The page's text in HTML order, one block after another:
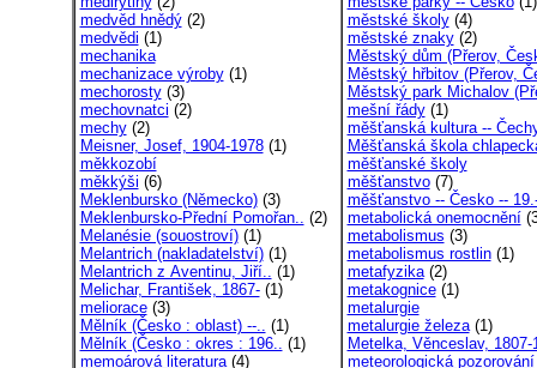
medvěd hnědý(2)
medvědi (1)
mechanika
mechanizace výroby(1)
mechorosty(3)
mechovnatci (2)
mechy(2)
Meisner, Josef, 1904-1978(1)
měkkozobí
měkkýši (6)
Meklenbursko (Německo)(3)
Meklenbursko-Přední Pomořan.. (2)
Melanésie (souostroví)(1)
Melantrich (nakladatelství)(1)
Melantrich z Aventinu, Jiří.. (1)
Melichar, František, 1867-(1)
meliorace(3)
Mělník (Česko : oblast) --.. (1)
Mělník (Česko : okres : 196.. (1)
memoárová literatura(4)
městské školy(4)
městské znaky(2)
Městský dům (Přerov,
Městský hřbitov (Přerov,
Městský park Michalov
mešní řády(1)
měšťanská kultura --
Měšťanská škola
měšťanské školy
měšťanstvo(7)
měšťanstvo -- Česko --
metabolická onemocnění
metabolismus (3)
metabolismus rostlin(1)
metafyzika(2)
metakognice(1)
metalurgie
metalurgie železa(1)
Metelka, Věnceslav, 1807-
meteorologická pozorování